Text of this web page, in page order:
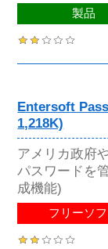
製品
Entersoft
1,218K)
アメリカ政府
パスワードを
成機能)
フリーソフ